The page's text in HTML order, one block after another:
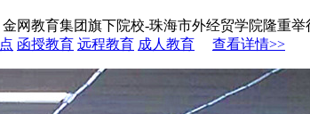
网教育集团旗下院校-珠海市外经贸学院隆重
函授教育 远程教育 成人教育 查看详情>>